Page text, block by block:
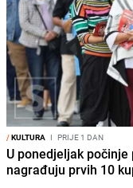
/KULTURA I PRIJE 1 DAN
U ponedjeljak
nagrađuju prvih 10